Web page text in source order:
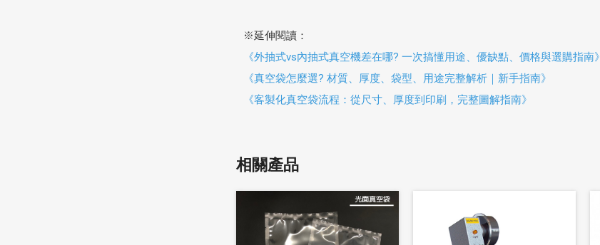
※延伸閱讀：
《外抽式vs內抽式真空機差在哪? 一次搞懂用途、優缺點、價格與選購指南》
《真空袋怎麼選? 材質、厚度、袋型、用途完整解析｜新手指南》
《客製化真空袋流程：從尺寸、厚度到印刷，完整圖解指南》
相關產品